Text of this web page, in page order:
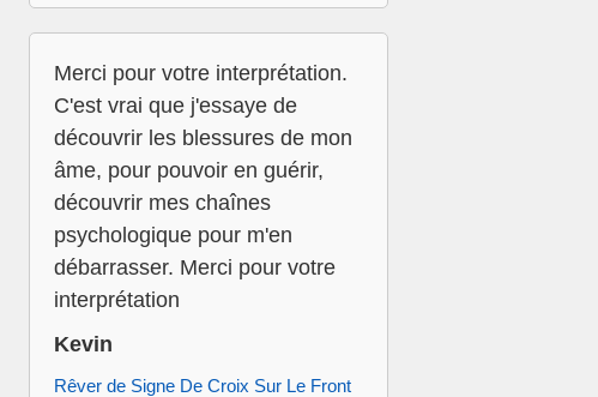
Merci pour votre interprétation.
C'est vrai que j'essaye de
découvrir les blessures de mon
âme, pour pouvoir en guérir,
découvrir mes chaînes
psychologique pour m'en
débarrasser. Merci pour votre
interprétation
Kevin
Rêver de Signe De Croix Sur Le Front